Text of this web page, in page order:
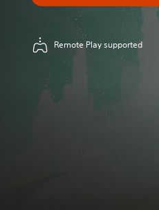
Remote Play supported